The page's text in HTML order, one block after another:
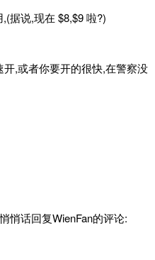
据说,现在 $8,$9 啦?)
,或者你要开的很快,在警察没
悄话回复WienFan的评论: